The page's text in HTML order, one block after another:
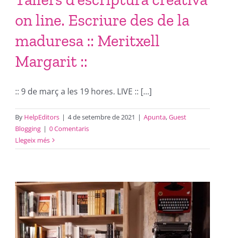
on line. Escriure des de la
maduresa :: Meritxell
Margarit ::
:: 9 de març a les 19 hores. LIVE :: [...]
By HelpEditors | 4 de setembre de 2021 | Apunta,Guest
Blogging | 0 Comentaris
Llegeix més